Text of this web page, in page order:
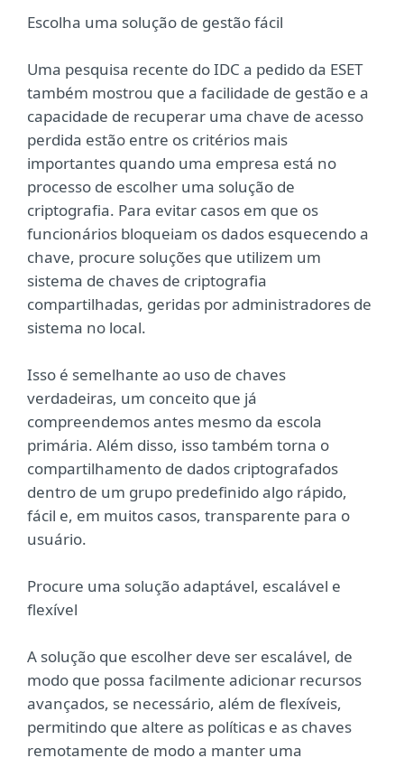
Escolha uma solução de gestão fácil
Uma pesquisa recente do IDC a pedido da ESET
também mostrou que a facilidade de gestão e a
capacidade de recuperar uma chave de acesso
perdida estão entre os critérios mais
importantes quando uma empresa está no
processo de escolher uma solução de
criptografia. Para evitar casos em que os
funcionários bloqueiam os dados esquecendo a
chave, procure soluções que utilizem um
sistema de chaves de criptografia
compartilhadas, geridas por administradores de
sistema no local.
Isso é semelhante ao uso de chaves
verdadeiras, um conceito que já
compreendemos antes mesmo da escola
primária. Além disso, isso também torna o
compartilhamento de dados criptografados
dentro de um grupo predefinido algo rápido,
fácil e, em muitos casos, transparente para o
usuário.
Procure uma solução adaptável, escalável e
flexível
A solução que escolher deve ser escalável, de
modo que possa facilmente adicionar recursos
avançados, se necessário, além de flexíveis,
permitindo que altere as políticas e as chaves
remotamente de modo a manter uma